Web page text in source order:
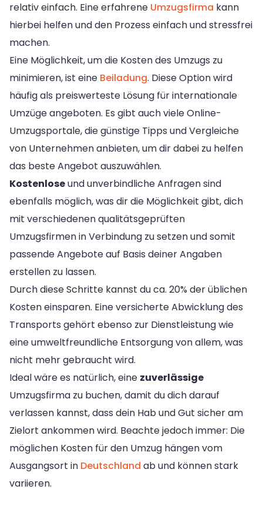
relativ einfach. Eine erfahrene Umzugsfirma kann
hierbei helfen und den Prozess einfach und stressfrei
machen.
Eine Möglichkeit, um die Kosten des Umzugs zu
minimieren, ist eine Beiladung. Diese Option wird
häufig als preiswerteste Lösung für internationale
Umzüge angeboten. Es gibt auch viele Online-
Umzugsportale, die günstige Tipps und Vergleiche
von Unternehmen anbieten, um dir dabei zu helfen
das beste Angebot auszuwählen.
Kostenloseund unverbindliche Anfragen sind
ebenfalls möglich, was dir die Möglichkeit gibt, dich
mit verschiedenen qualitätsgeprüften
Umzugsfirmen in Verbindung zu setzen und somit
passende Angebote auf Basis deiner Angaben
erstellen zu lassen.
Durch diese Schritte kannst du ca. 20% der üblichen
Kosten einsparen. Eine versicherte Abwicklung des
Transports gehört ebenso zur Dienstleistung wie
eine umweltfreundliche Entsorgung von allem, was
nicht mehr gebraucht wird.
Ideal wäre es natürlich, eine zuverlässige
Umzugsfirma zu buchen, damit du dich darauf
verlassen kannst, dass dein Hab und Gut sicher am
Zielort ankommen wird. Beachte jedoch immer: Die
möglichen Kosten für den Umzug hängen vom
Ausgangsort in Deutschland ab und können stark
variieren.